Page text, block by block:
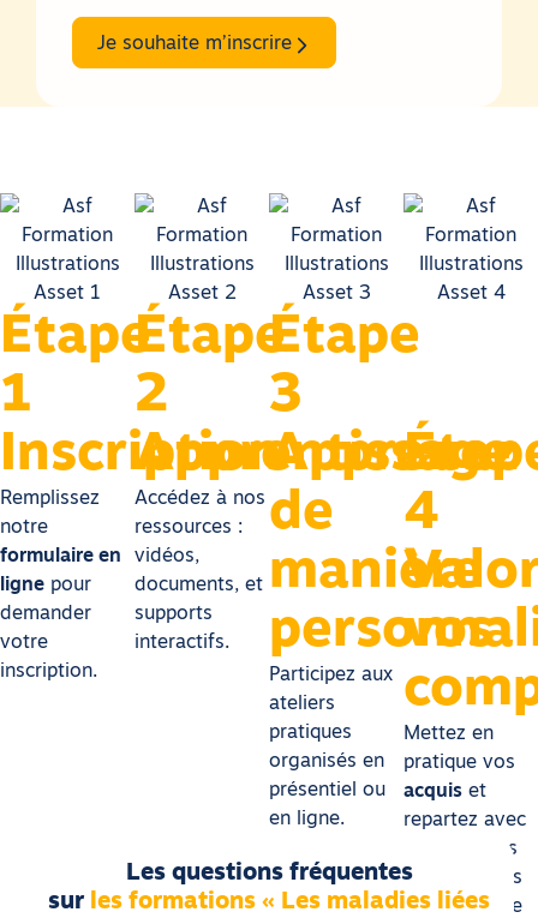
Je souhaite m’inscrire
Étape
1
Inscription
Remplissez
notre
formulaire en
ligne pour
demander
votre
inscription.
Étape
2
Apprentissage
Accédez à nos
ressources :
vidéos,
documents, et
supports
interactifs.
Étape
3
Apprenez
de
manière
Participez aux
ateliers
pratiques
organisés en
présentiel ou
en ligne.
4
vos
Mettez en
pratique vos
acquis et
repartez avec
de nouvelles
compétences
utiles à votre
Les questions fréquentes
sur les formations « Les maladies liées